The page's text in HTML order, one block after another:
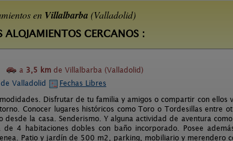
en Villalbarba (Valladolid)
ALOJAMIENTOS CERCANOS :
a 3,5 km de Villalbarba (Valladolid)
Valladolid
Fechas Libres
Disfrutar de tu familia y amigos o compartir con ellos
Conocer lugares históricos como Toro o Tordesillas entre
la casa. Senderismo. Y alguna actividad de aventura
4 habitaciones dobles con baño incorporado. Posee
Patio y jardín de 500 m2, parking, mobiliario y merendero